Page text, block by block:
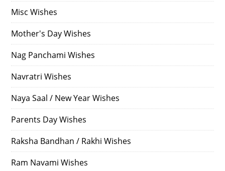
Misc Wishes
Mother's Day Wishes
Nag Panchami Wishes
Navratri Wishes
Naya Saal / New Year Wishes
Parents Day Wishes
Raksha Bandhan / Rakhi Wishes
Ram Navami Wishes